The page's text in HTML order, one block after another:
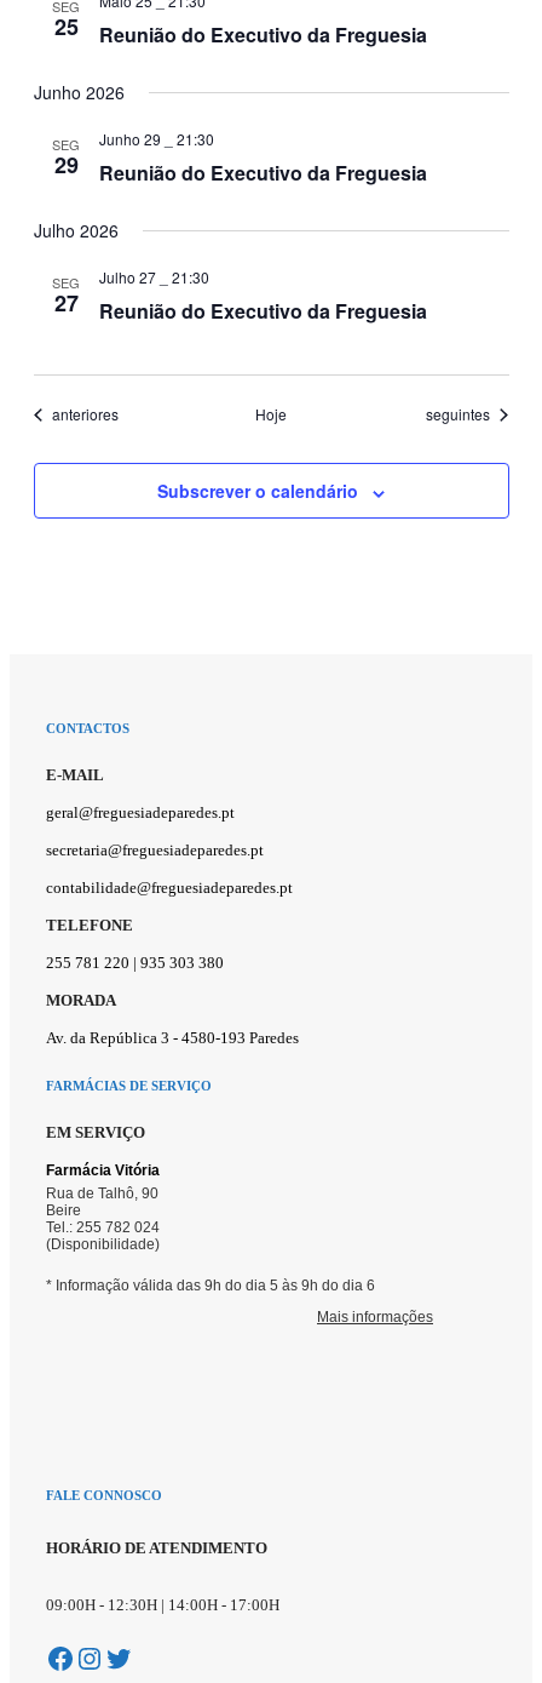
SEG
25 Reunião do Executivo da Freguesia
Junho 2026
SEG
29 Reunião do Executivo da Freguesia
Junho 29 _ 21:30
Julho 2026
SEG
27 Reunião do Executivo da Freguesia
Julho 27 _ 21:30
Eventos
anteriores Hoje Eventos
seguintes
Subscrever o calendário
CONTACTOS
E-MAIL
geral@freguesiadeparedes.pt
secretaria@freguesiadeparedes.pt
contabilidade@freguesiadeparedes.pt
TELEFONE
255 781 220 | 935 303 380
MORADA
Av. da República 3 - 4580-193 Paredes
FARMÁCIAS DE SERVIÇO
EM SERVIÇO
FALE CONNOSCO
HORÁRIO DE ATENDIMENTO
09:00H - 12:30H | 14:00H - 17:00H
Facebook
Instagram
Twitter